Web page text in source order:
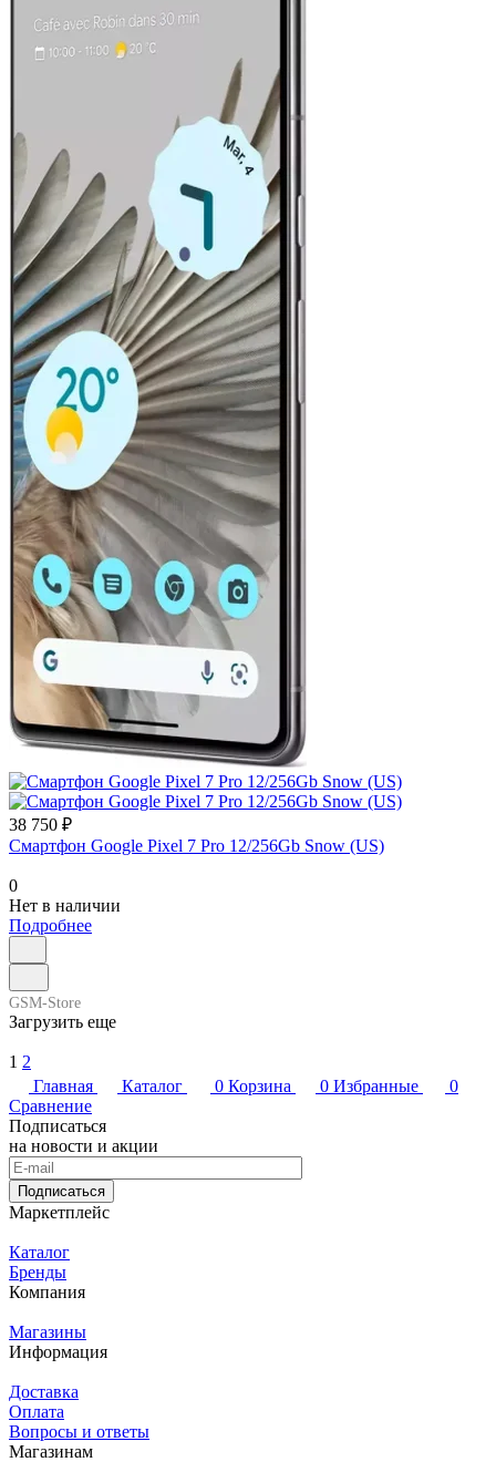
38 750 ₽
Смартфон Google Pixel 7 Pro 12/256Gb Snow (US)
0
Нет в наличии
Подробнее
GSM-Store
Загрузить еще
1 2
Главная
Каталог 0 Корзина 0 Избранные
0
Сравнение
Подписаться
на новости и акции
Подписаться
Маркетплейс
Каталог
Бренды
Компания
Магазины
Информация
Доставка
Оплата
Вопросы и ответы
Магазинам